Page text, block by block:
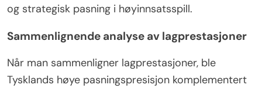
og strategisk pasning i høyinnsatsspill.
Sammenlignende analyse av lagprestasjoner
Når man sammenligner lagprestasjoner, ble
Tysklands høye pasningspresisjon komplementert